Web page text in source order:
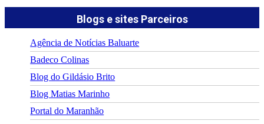
Blogs e sites Parceiros
Agência de Notícias Baluarte
Badeco Colinas
Blog do Gildásio Brito
Blog Matias Marinho
Portal do Maranhão